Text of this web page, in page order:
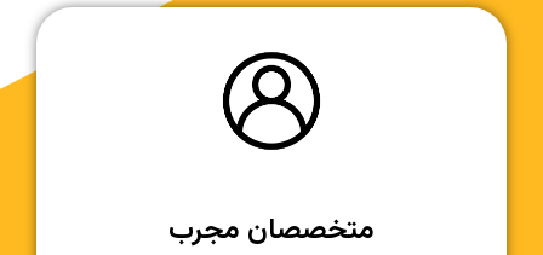
متخصصان مجرب